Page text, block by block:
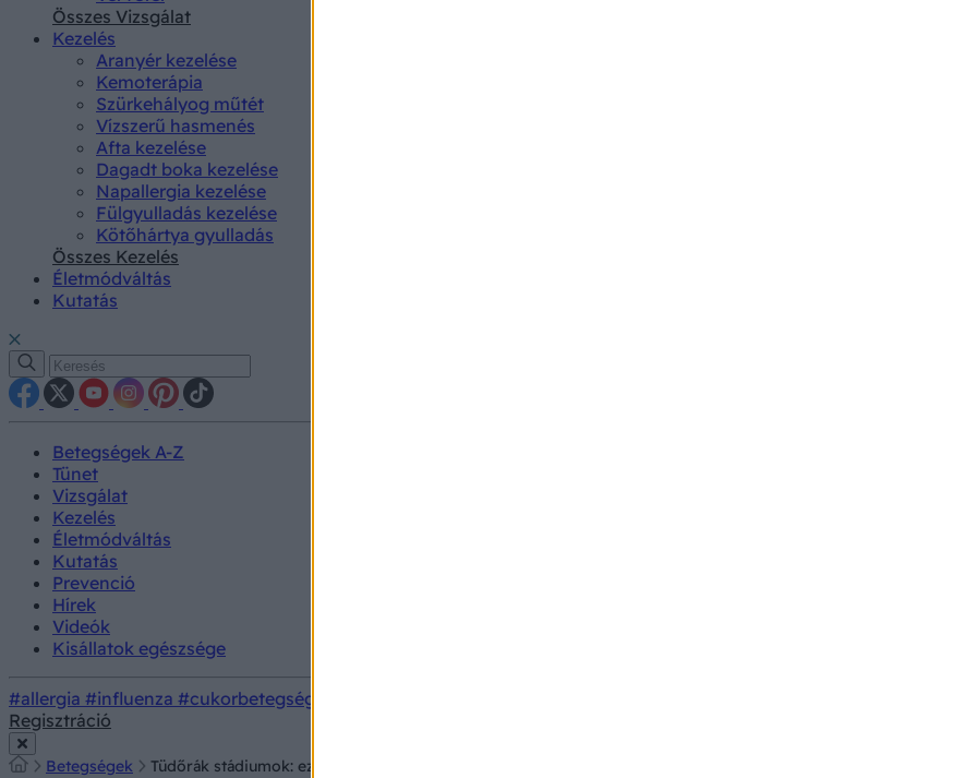
Összes Vizsgálat
Kezelés
Aranyér kezelése
Kemoterápia
Szürkehályog műtét
Vízszerű hasmenés
Afta kezelése
Dagadt boka kezelése
Napallergia kezelése
Fülgyulladás kezelése
Kötőhártya gyulladás
Összes Kezelés
Életmódváltás
Kutatás
Betegségek A-Z
Tünet
Vizsgálat
Kezelés
Életmódváltás
Kutatás
Prevenció
Hírek
Videók
Kisállatok egészsége
#allergia #influenza #cukorbetegség
Regisztráció
Betegségek Tüdőrák stádiumok: ezért fontos mielőbb meghatározni, hogy hol tart a betegség